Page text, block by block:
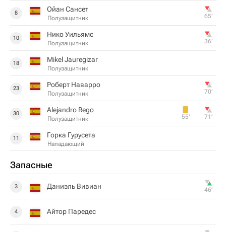
8 Ойан Сансет
Полузащитник 65‎’‎
10 Нико Уильямс
Полузащитник 36‎’‎
18 Mikel Jauregizar
Полузащитник
23 Роберт Наварро
Полузащитник 70‎’‎
30 Alejandro Rego
Полузащитник 55‎’‎ 71‎’‎
11 Горка Гурусета
Нападающий
Запасные
3 Даниэль Вивиан 46‎’‎
4 Айтор Паредес